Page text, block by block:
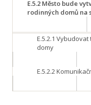
E.5.2 Město bude
rodinných domů na
E.5.2.1 Vybudovat
domy
E.5.2.2